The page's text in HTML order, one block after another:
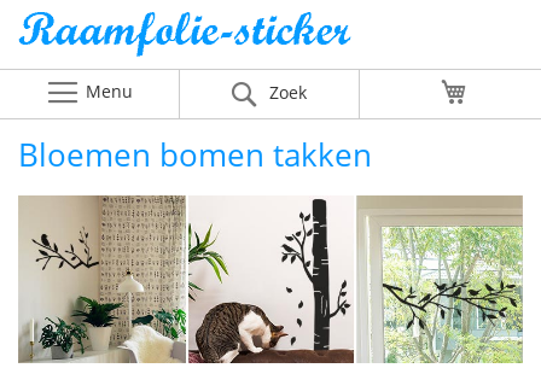
Menu Zoek
Bloemen bomen takken